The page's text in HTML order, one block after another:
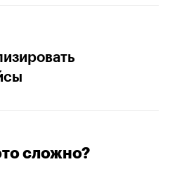
сложно?